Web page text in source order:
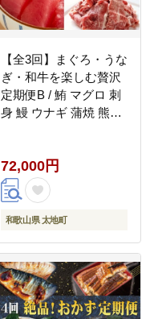
【全3回】まぐろ・うな
ぎ・和牛を楽しむ贅沢
定期便B / 鮪 マグロ 刺
身 鰻 ウナギ 蒲焼 熊野
【tkb387】
72,000円
和歌山県 太地町